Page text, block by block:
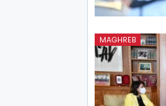
MAGHREB